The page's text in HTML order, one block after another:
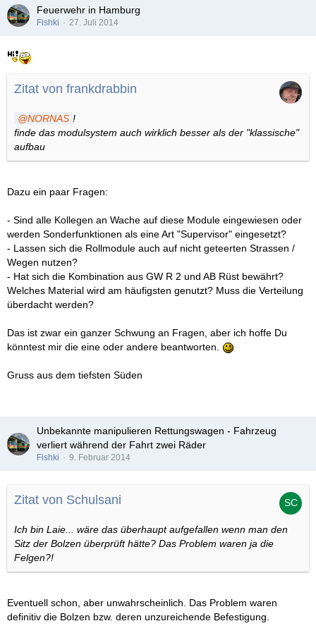
Feuerwehr in Hamburg
Fishki 27. Juli 2014
Zitat von frankdrabbin
NORNAS !
finde das modulsystem auch wirklich besser als der "klassische"
aufbau
Dazu ein paar Fragen:
- Sind alle Kollegen an Wache auf diese Module eingewiesen oder
werden Sonderfunktionen als eine Art "Supervisor" eingesetzt?
- Lassen sich die Rollmodule auch auf nicht geteerten Strassen /
Wegen nutzen?
- Hat sich die Kombination aus GW R 2 und AB Rüst bewährt?
Welches Material wird am häufigsten genutzt? Muss die Verteilung
überdacht werden?
Das ist zwar ein ganzer Schwung an Fragen, aber ich hoffe Du
könntest mir die eine oder andere beantworten.
Gruss aus dem tiefsten Süden
Unbekannte manipulieren Rettungswagen - Fahrzeug
verliert während der Fahrt zwei Räder
Fishki 9. Februar 2014
Zitat von Schulsani
Ich bin Laie... wäre das überhaupt aufgefallen wenn man den
Sitz der Bolzen überprüft hätte? Das Problem waren ja die
Felgen?!
Eventuell schon, aber unwahrscheinlich. Das Problem waren
definitiv die Bolzen bzw. deren unzureichende Befestigung.